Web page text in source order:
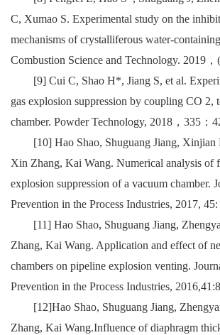
C, Xumao S. Experimental study on the
mechanisms of crystalliferous water-
Combustion Science and Technology. 2019 ，
[9] Cui C, Shao H*, Jiang S, et al.
gas explosion suppression by coupling CO 2,
chamber. Powder Technology, 2018 ， 335 ：
[10] Hao Shao, Shuguang Jiang, Xinjian
Xin Zhang, Kai Wang. Numerical analysis of
explosion suppression of a vacuum chamber.
Prevention in the Process Industries, 2017,
[11] Hao Shao, Shuguang Jiang,
Zhang, Kai Wang. Application and effect of
chambers on pipeline explosion venting.
Prevention in the Process Industries,
[12]Hao Shao, Shuguang Jiang,
Zhang, Kai Wang.Influence of diaphragm